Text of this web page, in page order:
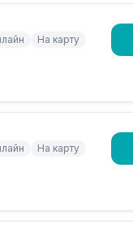
На карту
На карту